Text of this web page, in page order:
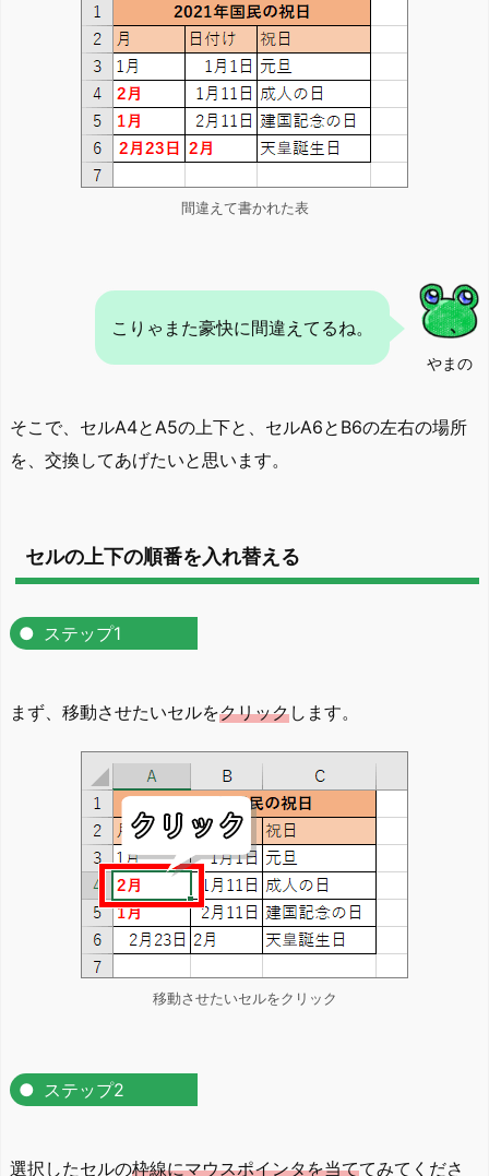
間違えて書かれた表
やまの
こりゃまた豪快に間違えてるね。
そこで、セルA4とA5の上下と、セルA6とB6の左右の場所
を、交換してあげたいと思います。
セルの上下の順番を入れ替える
ステップ1
まず、移動させたいセルをクリックします。
移動させたいセルをクリック
ステップ2
選択したセルの枠線にマウスポインタを当ててみてくださ